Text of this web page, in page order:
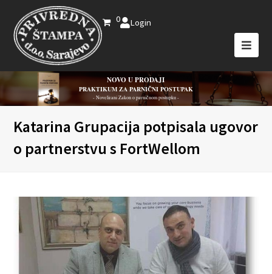
0 Login
NOVO U PRODAJI
PRAKTIKUM ZA PARNIČNI POSTUPAK
- Novelirani Zakon o parničnom postupku -
Katarina Grupacija potpisala ugovor
o partnerstvu s FortWellom